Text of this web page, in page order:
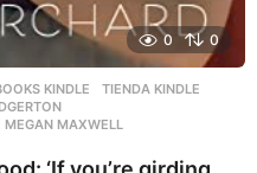
0 0
KINDLE ,TIENDA KINDLE
MEGAN MAXWELL